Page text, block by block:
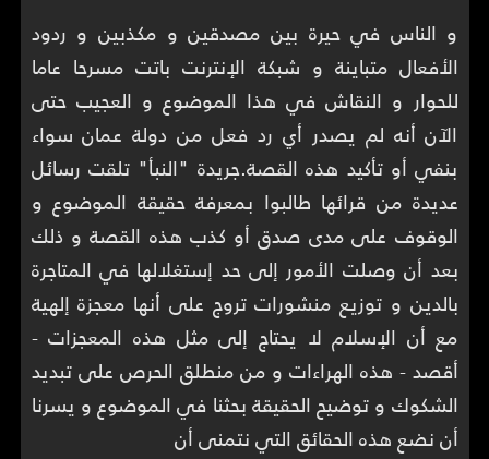
و الناس في حيرة بين مصدقين و مكذبين و ردود
الأفعال متباينة و شبكة الإنترنت باتت مسرحا عاما
للحوار و النقاش في هذا الموضوع و العجيب حتى
الآن أنه لم يصدر أي رد فعل من دولة عمان سواء
بنفي أو تأكيد هذه القصة.جريدة "النبأ" تلقت رسائل
عديدة من قرائها طالبوا بمعرفة حقيقة الموضوع و
الوقوف على مدى صدق أو كذب هذه القصة و ذلك
بعد أن وصلت الأمور إلى حد إستغلالها في المتاجرة
بالدين و توزيع منشورات تروج على أنها معجزة إلهية
مع أن الإسلام لا يحتاج إلى مثل هذه المعجزات -
أقصد - هذه الهراءات و من منطلق الحرص على تبديد
الشكوك و توضيح الحقيقة بحثنا في الموضوع و يسرنا
أن نضع هذه الحقائق التي نتمنى أن